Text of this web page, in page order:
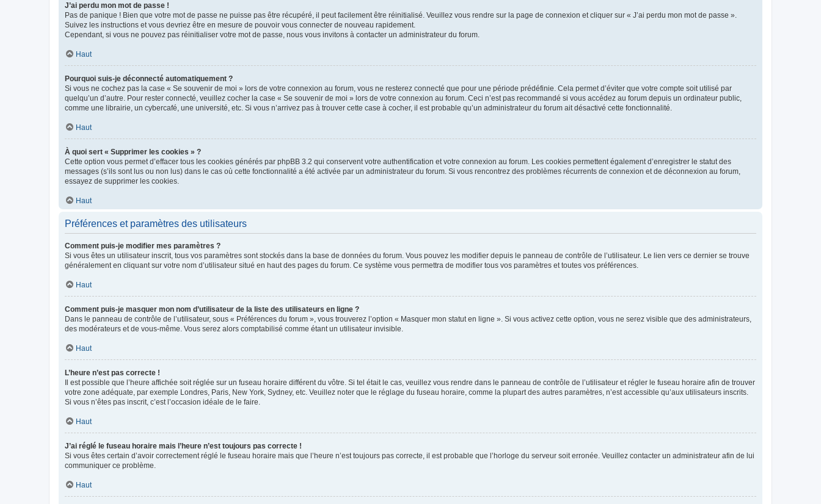
J’ai perdu mon mot de passe !
Pas de panique ! Bien que votre mot de passe ne puisse pas être récupéré, il peut facilement être réinitialisé. Veuillez vous rendre sur la page de connexion et cliquer sur « J’ai perdu mon mot de passe ».
Suivez les instructions et vous devriez être en mesure de pouvoir vous connecter de nouveau rapidement.
Cependant, si vous ne pouvez pas réinitialiser votre mot de passe, nous vous invitons à contacter un administrateur du forum.
Haut
Pourquoi suis-je déconnecté automatiquement ?
Si vous ne cochez pas la case « Se souvenir de moi » lors de votre connexion au forum, vous ne resterez connecté que pour une période prédéfinie. Cela permet d’éviter que votre compte soit utilisé par
quelqu’un d’autre. Pour rester connecté, veuillez cocher la case « Se souvenir de moi » lors de votre connexion au forum. Ceci n’est pas recommandé si vous accédez au forum depuis un ordinateur public,
comme une librairie, un cybercafé, une université, etc. Si vous n’arrivez pas à trouver cette case à cocher, il est probable qu’un administrateur du forum ait désactivé cette fonctionnalité.
Haut
À quoi sert « Supprimer les cookies » ?
Cette option vous permet d’effacer tous les cookies générés par phpBB 3.2 qui conservent votre authentification et votre connexion au forum. Les cookies permettent également d’enregistrer le statut des
messages (s’ils sont lus ou non lus) dans le cas où cette fonctionnalité a été activée par un administrateur du forum. Si vous rencontrez des problèmes récurrents de connexion et de déconnexion au forum,
essayez de supprimer les cookies.
Haut
Préférences et paramètres des utilisateurs
Comment puis-je modifier mes paramètres ?
Si vous êtes un utilisateur inscrit, tous vos paramètres sont stockés dans la base de données du forum. Vous pouvez les modifier depuis le panneau de contrôle de l’utilisateur. Le lien vers ce dernier se trouve
généralement en cliquant sur votre nom d’utilisateur situé en haut des pages du forum. Ce système vous permettra de modifier tous vos paramètres et toutes vos préférences.
Haut
Comment puis-je masquer mon nom d’utilisateur de la liste des utilisateurs en ligne ?
Dans le panneau de contrôle de l’utilisateur, sous « Préférences du forum », vous trouverez l’option « Masquer mon statut en ligne ». Si vous activez cette option, vous ne serez visible que des administrateurs,
des modérateurs et de vous-même. Vous serez alors comptabilisé comme étant un utilisateur invisible.
Haut
L’heure n’est pas correcte !
Il est possible que l’heure affichée soit réglée sur un fuseau horaire différent du vôtre. Si tel était le cas, veuillez vous rendre dans le panneau de contrôle de l’utilisateur et régler le fuseau horaire afin de trouver
votre zone adéquate, par exemple Londres, Paris, New York, Sydney, etc. Veuillez noter que le réglage du fuseau horaire, comme la plupart des autres paramètres, n’est accessible qu’aux utilisateurs inscrits.
Si vous n’êtes pas inscrit, c’est l’occasion idéale de le faire.
Haut
J’ai réglé le fuseau horaire mais l’heure n’est toujours pas correcte !
Si vous êtes certain d’avoir correctement réglé le fuseau horaire mais que l’heure n’est toujours pas correcte, il est probable que l’horloge du serveur soit erronée. Veuillez contacter un administrateur afin de lui
communiquer ce problème.
Haut